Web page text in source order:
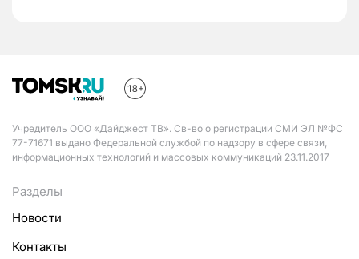
Учредитель ООО «Дайджест ТВ». Св-во о регистрации СМИ ЭЛ №ФС
77-71671 выдано Федеральной службой по надзору в сфере связи,
информационных технологий и массовых коммуникаций 23.11.2017
Разделы
Новости
Контакты